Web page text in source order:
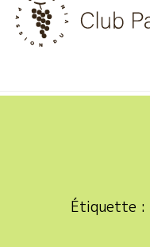
Skip
content
Étiquette :